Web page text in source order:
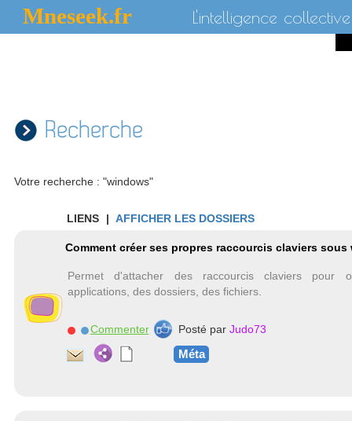
Mneseek.fr L'intelligence collective
Recherche
Votre recherche : "windows"
LIENS | AFFICHER LES DOSSIERS
Comment créer ses propres raccourcis claviers sous
Permet d'attacher des raccourcis claviers pour
applications, des dossiers, des fichiers.
Commenter Posté par Judo73
Méta